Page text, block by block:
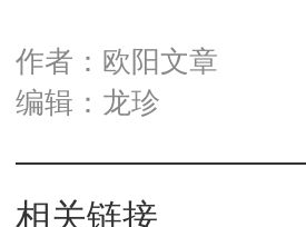
作者：欧阳文章
编辑：龙珍
相关链接